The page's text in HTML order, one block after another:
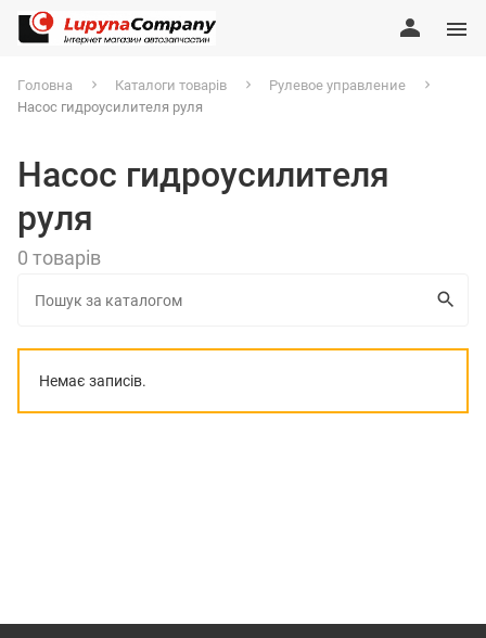
Головна Каталоги товарів
Рулевое управление
Насос гидроусилителя руля
Насос гидроусилителя
руля
0 товарів
Немає записів.